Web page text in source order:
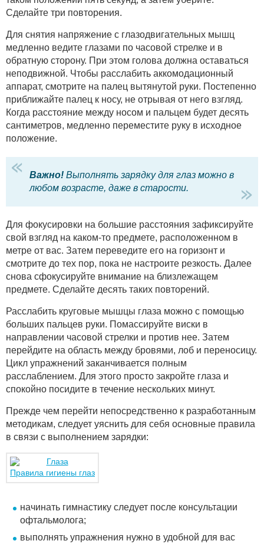
Сделайте три повторения.
Для снятия напряжение с глазодвигательных мышц
медленно ведите глазами по часовой стрелке и в
обратную сторону. При этом голова должна оставаться
неподвижной. Чтобы расслабить аккомодационный
аппарат, смотрите на палец вытянутой руки. Постепенно
приближайте палец к носу, не отрывая от него взгляд.
Когда расстояние между носом и пальцем будет десять
сантиметров, медленно переместите руку в исходное
положение.
Важно! Выполнять зарядку для глаз можно в
любом возрасте, даже в старости.
Для фокусировки на большие расстояния зафиксируйте
свой взгляд на каком-то предмете, расположенном в
метре от вас. Затем переведите его на горизонт и
смотрите до тех пор, пока не настроите резкость. Далее
снова сфокусируйте внимание на близлежащем
предмете. Сделайте десять таких повторений.
Расслабить круговые мышцы глаза можно с помощью
больших пальцев руки. Помассируйте виски в
направлении часовой стрелки и против нее. Затем
перейдите на область между бровями, лоб и переносицу.
Цикл упражнений заканчивается полным
расслаблением. Для этого просто закройте глаза и
спокойно посидите в течение нескольких минут.
Прежде чем перейти непосредственно к разработанным
методикам, следует уяснить для себя основные правила
в связи с выполнением зарядки:
Правила гигиены глаз
начинать гимнастику следует после консультации
офтальмолога;
выполнять упражнения нужно в удобной для вас